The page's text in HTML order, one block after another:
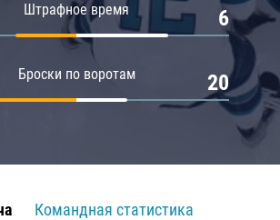
Штрафное время 6
Броски по воротам 20
Командная статистика